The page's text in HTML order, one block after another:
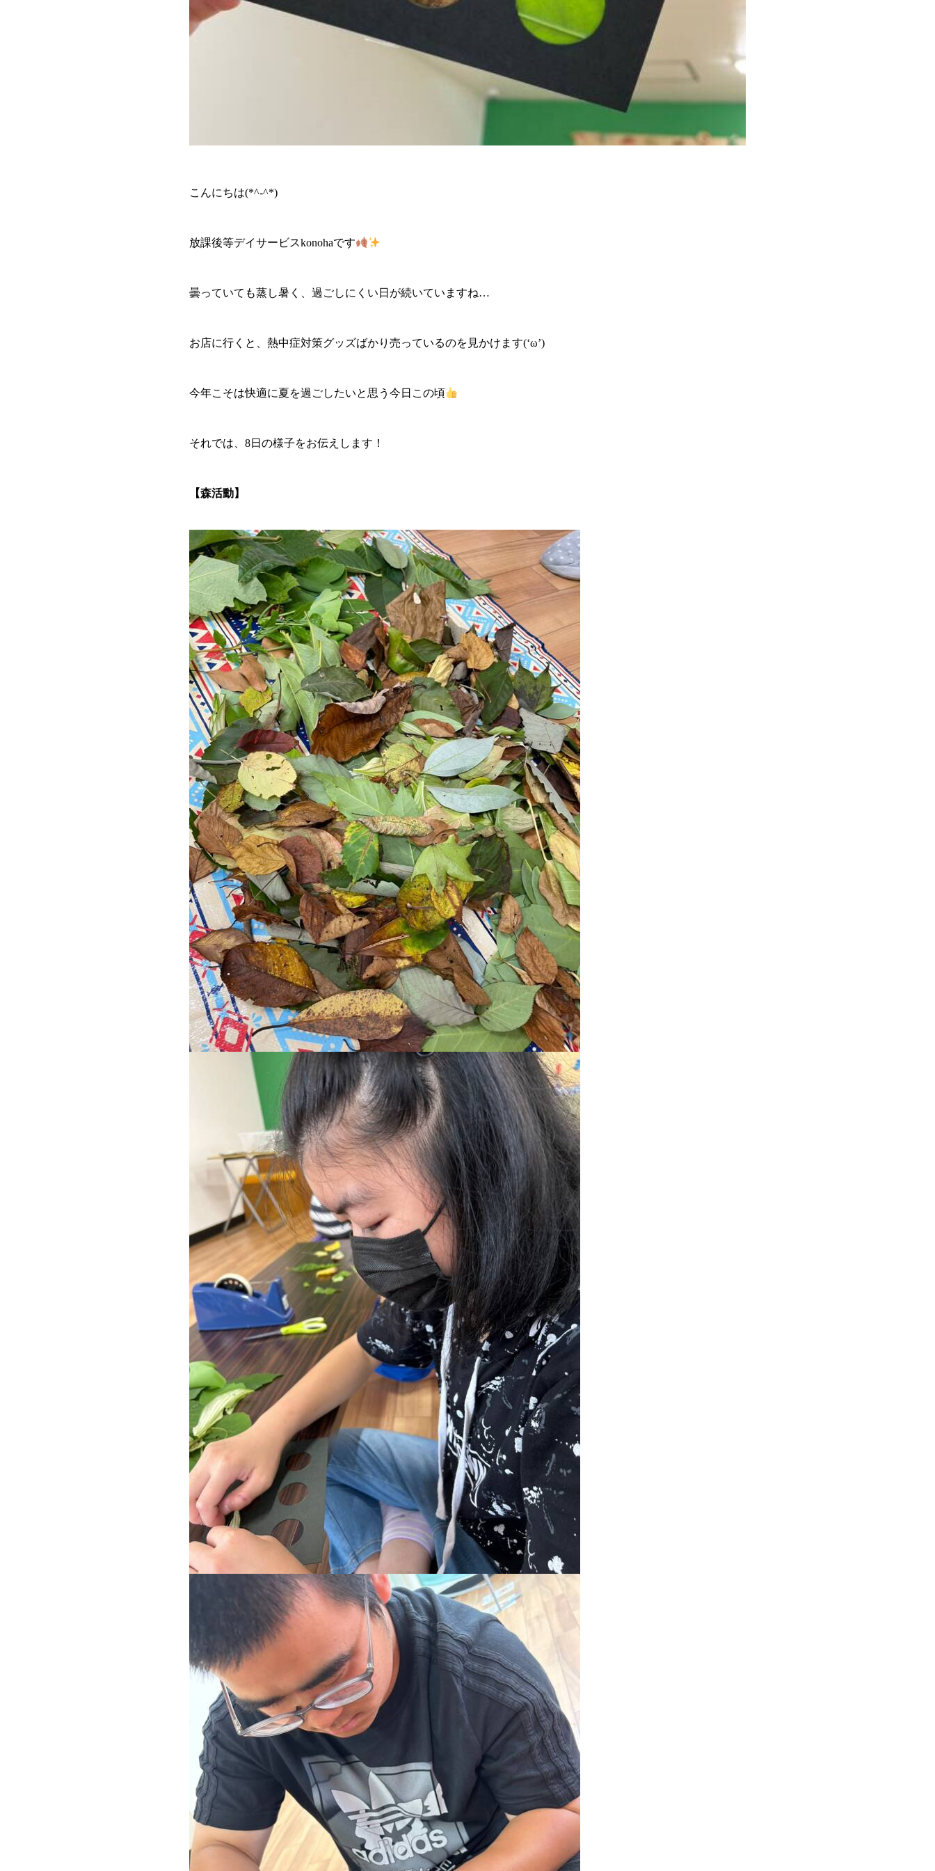
こんにちは(*^-^*)
放課後等デイサービスkonohaです
曇っていても蒸し暑く、過ごしにくい日が続いていますね…
お店に行くと、熱中症対策グッズばかり売っているのを見かけます(‘ω’)
今年こそは快適に夏を過ごしたいと思う今日この頃
それでは、8日の様子をお伝えします！
【森活動】